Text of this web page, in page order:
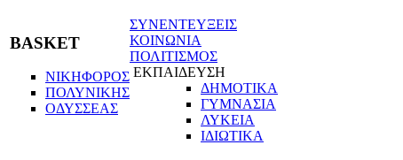
BASKET
ΝΙΚΗΦΟΡΟΣ
ΠΟΛΥΝΙΚΗΣ
ΟΔΥΣΣΕΑΣ
ΣΥΝΕΝΤΕΥΞΕΙΣ
ΚΟΙΝΩΝΙΑ
ΠΟΛΙΤΙΣΜΟΣ
ΕΚΠΑΙΔΕΥΣΗ
ΔΗΜΟΤΙΚΑ
ΓΥΜΝΑΣΙΑ
ΛΥΚΕΙΑ
ΙΔΙΩΤΙΚΑ